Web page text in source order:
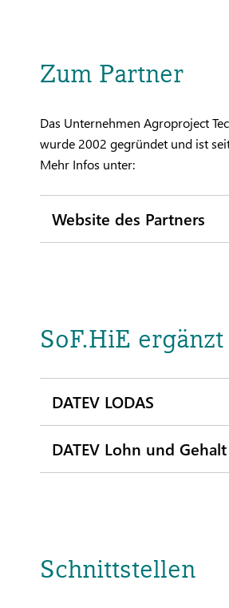
Zum Partner
Das Unternehmen Agroproject
wurde 2002 gegründet und ist
Mehr Infos unter:
Website des Partners
SoF.HiE ergänzt
DATEV LODAS
DATEV Lohn und Gehalt
Schnittstellen